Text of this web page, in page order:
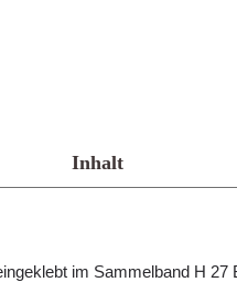
Inhalt
im Sammelband H 27